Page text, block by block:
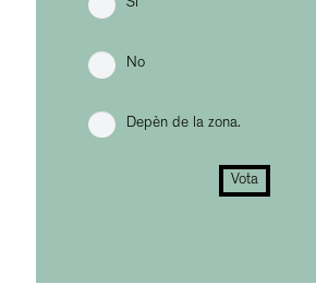
Sí
No
Depèn de la zona.
Vota